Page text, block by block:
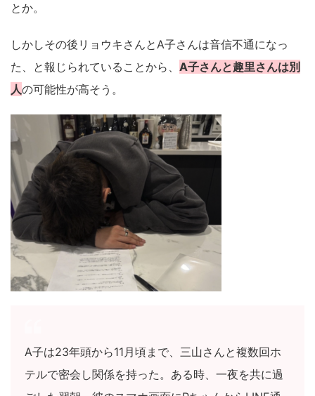
とか。
しかしその後リョウキさんとA子さんは音信不通になっ
た、と報じられていることから、 A子さんと趣里さんは別
人の可能性が高そう。
A子は23年頭から11月頃まで、三山さんと複数回ホ
テルで密会し関係を持った。ある時、一夜を共に過